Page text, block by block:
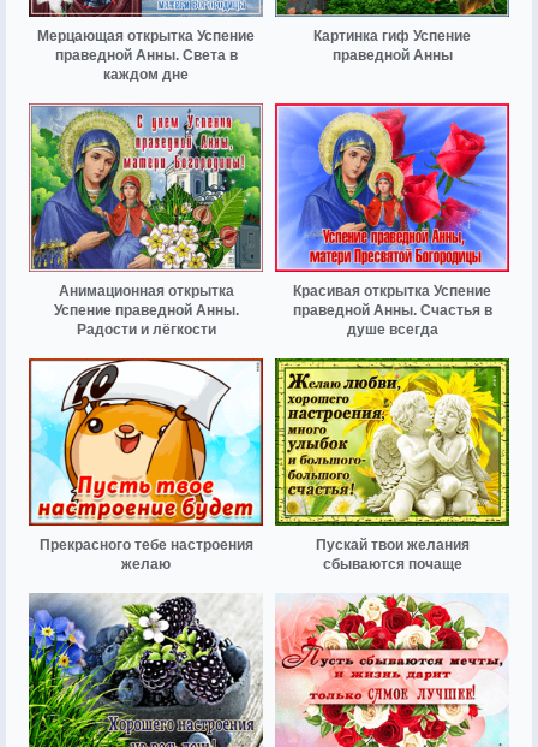
Мерцающая открытка Успение
праведной Анны. Света в
каждом дне
Картинка гиф Успение
праведной Анны
Анимационная открытка
Успение праведной Анны.
Радости и лёгкости
Красивая открытка Успение
праведной Анны. Счастья в
душе всегда
Прекрасного тебе настроения
желаю
Пускай твои желания
сбываются почаще